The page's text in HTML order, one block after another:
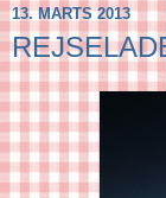
13. MARTS 2013